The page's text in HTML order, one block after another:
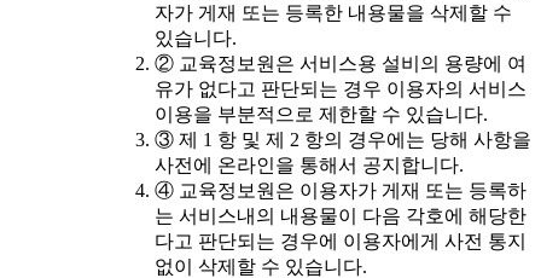
자가 게재 또는 등록한 내용물을 삭제할 수
있습니다.
② 교육정보원은 서비스용 설비의 용량에 여
유가 없다고 판단되는 경우 이용자의 서비스
이용을 부분적으로 제한할 수 있습니다.
③ 제 1 항 및 제 2 항의 경우에는 당해 사항을
사전에 온라인을 통해서 공지합니다.
④ 교육정보원은 이용자가 게재 또는 등록하
는 서비스내의 내용물이 다음 각호에 해당한
다고 판단되는 경우에 이용자에게 사전 통지
없이 삭제할 수 있습니다.